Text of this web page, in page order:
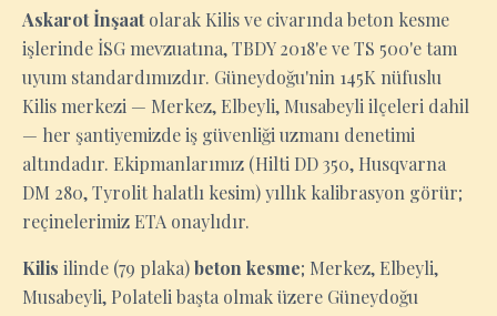
Askarot İnşaatolarak Kilis ve civarında beton kesme
işlerinde İSG mevzuatına, TBDY 2018'e ve TS 500'e tam
uyum standardımızdır. Güneydoğu'nin 145K nüfuslu
Kilis merkezi — Merkez, Elbeyli, Musabeyli ilçeleri dahil
— her şantiyemizde iş güvenliği uzmanı denetimi
altındadır. Ekipmanlarımız (Hilti DD 350, Husqvarna
DM 280, Tyrolit halatlı kesim) yıllık kalibrasyon görür;
reçinelerimiz ETA onaylıdır.
Kilis ilinde (79 plaka)beton kesme; Merkez, Elbeyli,
Musabeyli, Polateli başta olmak üzere Güneydoğu